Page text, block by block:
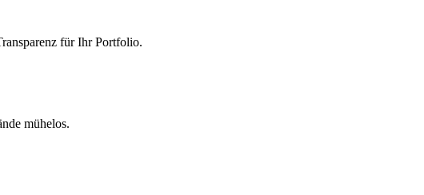
für Ihr Portfolio.
mühelos.